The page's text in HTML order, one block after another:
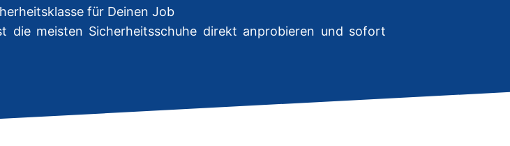
für Deinen Job
die meisten Sicherheitsschuhe direkt anprobieren und sofort